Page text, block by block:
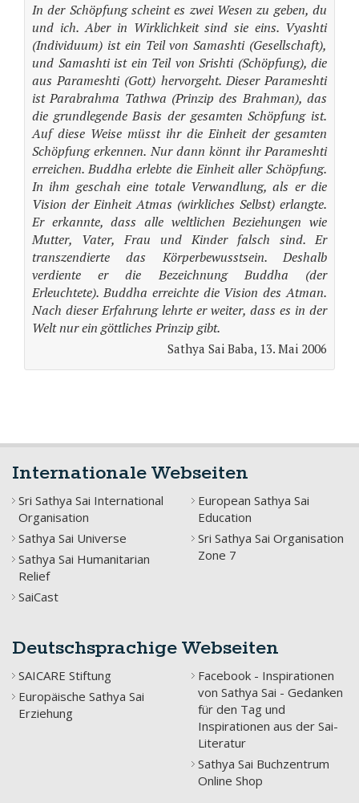
In der Schöpfung scheint es zwei Wesen zu geben, du
und ich. Aber in Wirklichkeit sind sie eins. Vyashti
(Individuum) ist ein Teil von Samashti (Gesellschaft),
und Samashti ist ein Teil von Srishti (Schöpfung), die
aus Parameshti (Gott) hervorgeht. Dieser Parameshti
ist Parabrahma Tathwa (Prinzip des Brahman), das
die grundlegende Basis der gesamten Schöpfung ist.
Auf diese Weise müsst ihr die Einheit der gesamten
Schöpfung erkennen. Nur dann könnt ihr Parameshti
erreichen. Buddha erlebte die Einheit aller Schöpfung.
In ihm geschah eine totale Verwandlung, als er die
Vision der Einheit Atmas (wirkliches Selbst) erlangte.
Er erkannte, dass alle weltlichen Beziehungen wie
Mutter, Vater, Frau und Kinder falsch sind. Er
transzendierte das Körperbewusstsein. Deshalb
verdiente er die Bezeichnung Buddha (der
Erleuchtete). Buddha erreichte die Vision des Atman.
Nach dieser Erfahrung lehrte er weiter, dass es in der
Welt nur ein göttliches Prinzip gibt.
Sathya Sai Baba, 13. Mai 2006
Internationale Webseiten
Sri Sathya Sai International
Organisation
Sathya Sai Universe
Sathya Sai Humanitarian
Relief
SaiCast
European Sathya Sai
Education
Sri Sathya Sai Organisation
Zone 7
Deutschsprachige Webseiten
SAICARE Stiftung
Europäische Sathya Sai
Erziehung
Facebook - Inspirationen
von Sathya Sai - Gedanken
für den Tag und
Inspirationen aus der Sai-
Literatur
Sathya Sai Buchzentrum
Online Shop